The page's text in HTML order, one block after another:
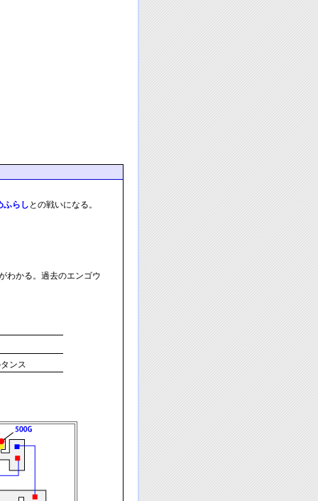
ふらし との戦いになる。
わかる。過去のエンゴウ
ンス